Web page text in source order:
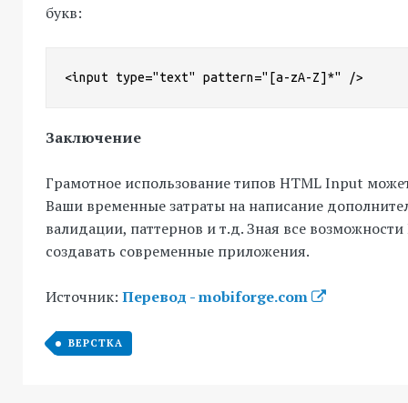
букв:
<input type="text" pattern="[a-zA-Z]*" />
Заключение
Грамотное использование типов HTML Input
Ваши временные затраты на написание
валидации, паттернов и т.д. Зная все
создавать современные приложения.
Источник: Перевод - mobiforge.com
ВЕРСТКА